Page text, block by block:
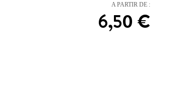
A PARTIR DE :
6,50 €